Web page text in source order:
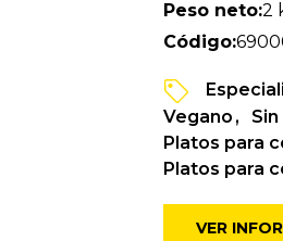
Peso neto:2
Código:
Vegano
Platos para
Platos para
VER